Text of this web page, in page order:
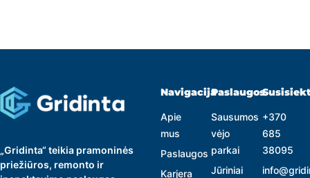
„Gridinta“ teikia pramoninės
priežiūros, remonto ir
Navigacija
Apie
mus
Paslaugos
Karjera
Paslaugos
Sausumos
vėjo
parkai
Jūriniai
+370
685
38095